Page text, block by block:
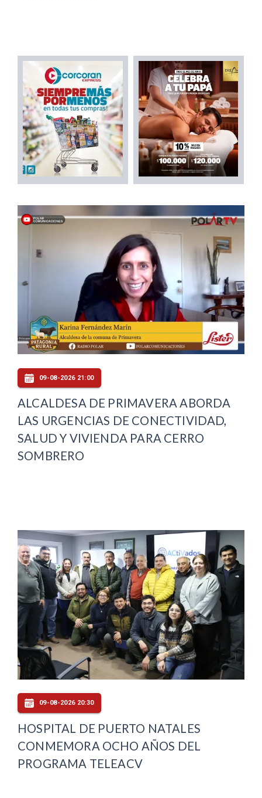
09-08-2026 21:00
ALCALDESA DE PRIMAVERA ABORDA
LAS URGENCIAS DE CONECTIVIDAD,
SALUD Y VIVIENDA PARA CERRO
SOMBRERO
09-08-2026 20:30
HOSPITAL DE PUERTO NATALES
CONMEMORA OCHO AÑOS DEL
PROGRAMA TELEACV